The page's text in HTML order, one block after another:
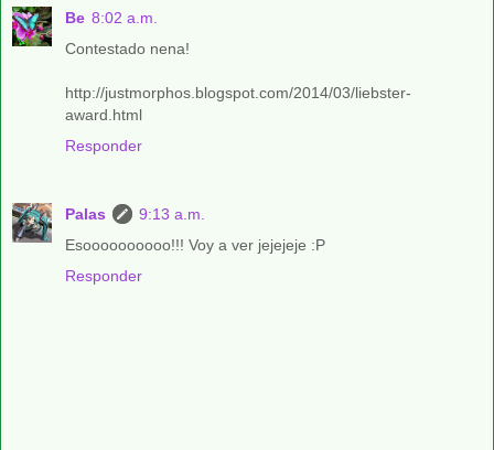
Be 8:02 a.m.
Contestado nena!
http://justmorphos.blogspot.com/2014/03/liebster-
award.html
Responder
Palas
9:13 a.m.
Esoooooooooo!!! Voy a ver jejejeje :P
Responder